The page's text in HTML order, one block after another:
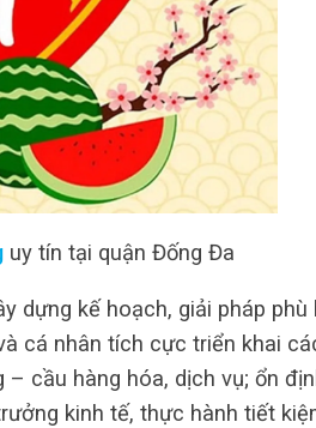
uy tín tại quận Đống Đa
dựng kế hoạch, giải pháp phù
cá nhân tích cực triển khai
cầu hàng hóa, dịch vụ; ổn
kinh tế, thực hành tiết